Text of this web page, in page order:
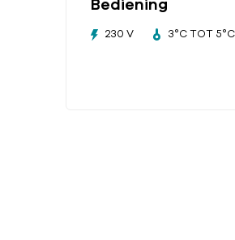
Bediening
230 V 3°C TOT 5°C